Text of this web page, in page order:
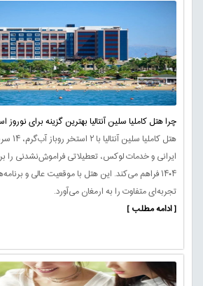
چرا هتل کاملیا سلین آنتالیا بهترین گزینه برای
هتل
ایرانی و خدمات لوکس، تعطیلاتی فراموش‌نشدنی را
۱۴۰۴ فراهم می‌کند. این هتل با موقعیت عالی و
تجربه‌ای متفاوت را به ارمغان می‌آورد.
[ ادامه مطلب ]